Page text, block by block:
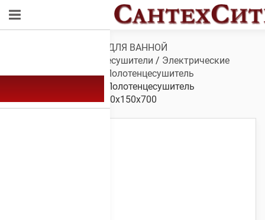
САНТЕХНИКА ДЛЯ ВАННОЙ
Полотенцесушители / Электрические
полотенцесушители/ Полотенцесушитель
/ Полотенцесушитель
электрический А-20 700х150х700